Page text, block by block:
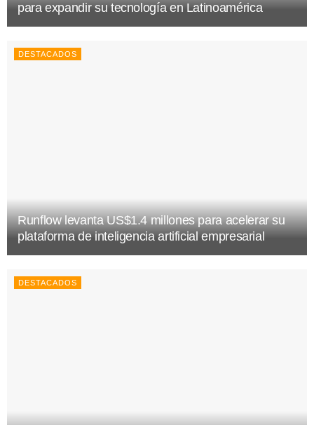
para expandir su tecnología en Latinoamérica
DESTACADOS
Runflow levanta US$1.4 millones para acelerar su
plataforma de inteligencia artificial empresarial
DESTACADOS